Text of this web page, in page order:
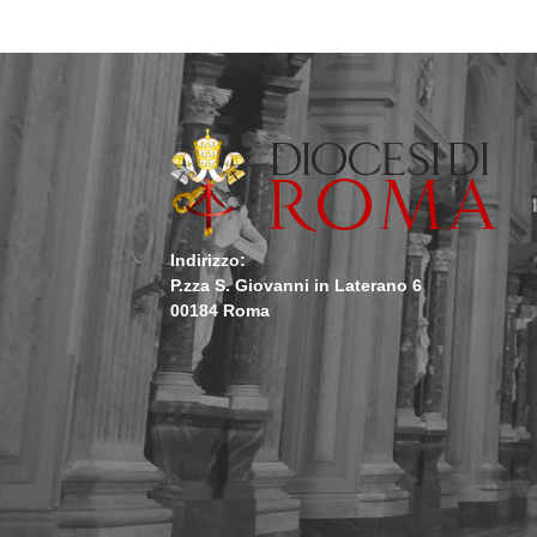
Indirizzo:
P.zza S. Giovanni in Laterano 6
00184 Roma